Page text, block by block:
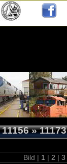
»11173
Bild | 1 | 2 | 3